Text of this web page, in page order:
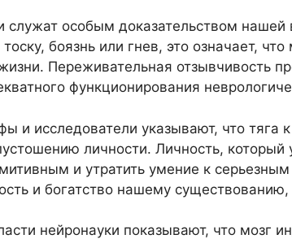
служат особым доказательством
боязнь или гнев, это означает,
Переживательная отзывчивость
функционирования
и исследователи указывают, что
личности. Личность,
и утратить умение к
и богатство нашему
нейронауки показывают, что мозг